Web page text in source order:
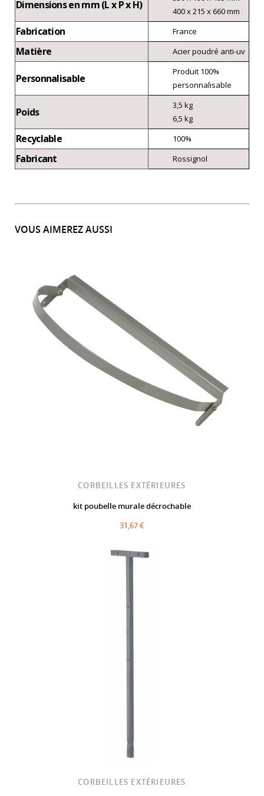
Dimensions en mm (L x P x H)
400 x 215 x 660 mm
Fabrication France
Matière Acier poudré anti-uv
Personnalisable
Produit 100%
personnalisable
Poids
3,5 kg
6,5 kg
Recyclable 100%
Fabricant Rossignol
VOUS AIMEREZ AUSSI
CORBEILLES EXTÉRIEURES
kit poubelle murale décrochable
31,67 €
CORBEILLES EXTÉRIEURES